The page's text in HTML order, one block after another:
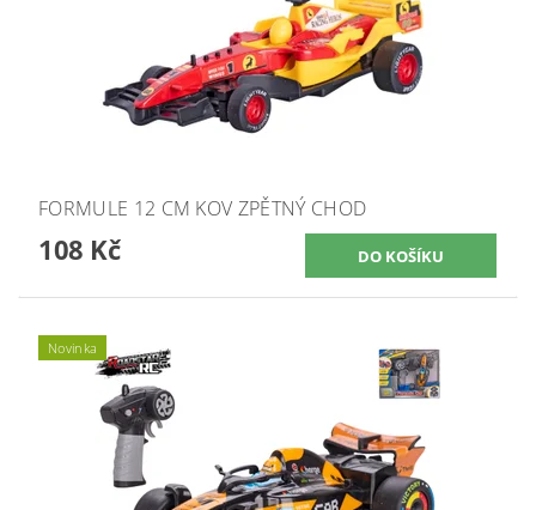
FORMULE 12 CM KOV ZPĚTNÝ CHOD
108 Kč
Novinka